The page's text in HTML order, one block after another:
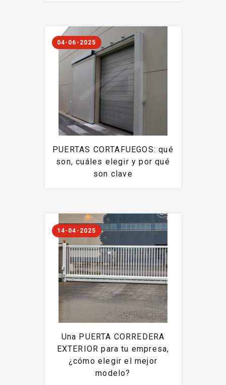
PUERTAS CORTAFUEGOS: qué
son, cuáles elegir y por qué
son clave
04-06-2025
Una PUERTA CORREDERA
EXTERIOR para tu empresa,
¿cómo elegir el mejor
modelo?
14-04-2025